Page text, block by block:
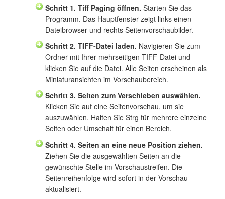
Schritt 1. Tiff Paging öffnen. Starten Sie das
Programm. Das Hauptfenster zeigt links einen
Dateibrowser und rechts Seitenvorschaubilder.
Schritt 2. TIFF-Datei laden. Navigieren Sie zum
Ordner mit Ihrer mehrseitigen TIFF-Datei und
klicken Sie auf die Datei. Alle Seiten erscheinen als
Miniaturansichten im Vorschaubereich.
Schritt 3. Seiten zum Verschieben auswählen.
Klicken Sie auf eine Seitenvorschau, um sie
auszuwählen. Halten Sie Strg für mehrere einzelne
Seiten oder Umschalt für einen Bereich.
Schritt 4. Seiten an eine neue Position ziehen.
Ziehen Sie die ausgewählten Seiten an die
gewünschte Stelle im Vorschaustreifen. Die
Seitenreihenfolge wird sofort in der Vorschau
aktualisiert.